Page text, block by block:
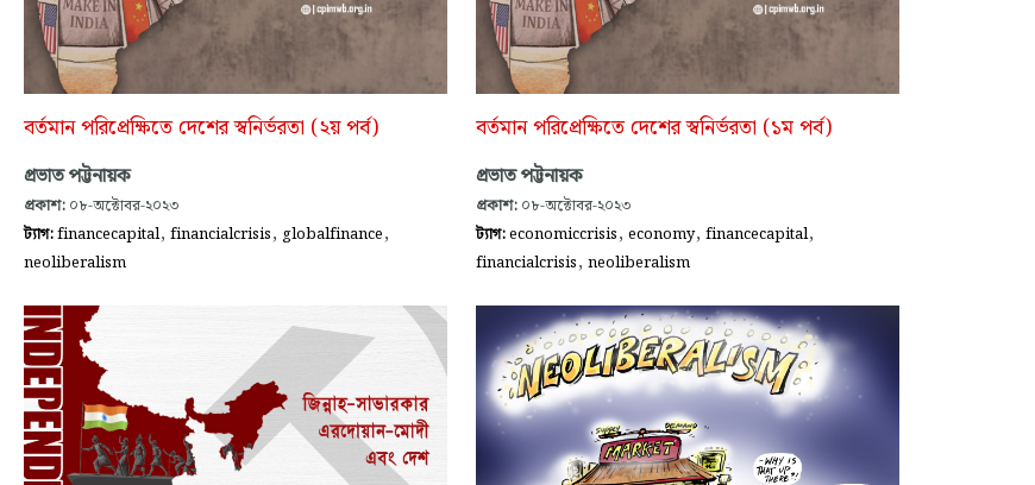
বর্তমান পরিপ্রেক্ষিতে দেশের স্বনির্ভরতা (২য় পর্ব)
প্রভাত পট্টনায়ক
প্রকাশ: ০৮-অক্টোবর-২০২৩
ট্যাগ:financecapital, financialcrisis, globalfinance,
neoliberalism
বর্তমান পরিপ্রেক্ষিতে দেশের স্বনির্ভরতা (১ম পর্ব)
প্রভাত পট্টনায়ক
প্রকাশ: ০৮-অক্টোবর-২০২৩
ট্যাগ:economiccrisis, economy, financecapital,
financialcrisis, neoliberalism